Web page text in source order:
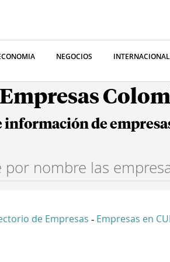
NEGOCIOS INTERNACIONAL
información de
de Empresas - Empresas en